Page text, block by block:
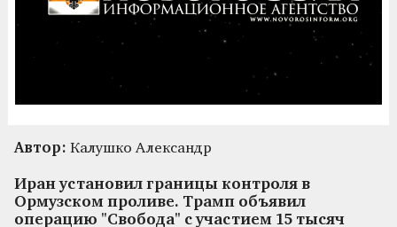
Автор: Калушко Александр
Иран установил границы контроля в
Ормузском проливе. Трамп объявил
операцию "Свобода" с участием 15 тысяч